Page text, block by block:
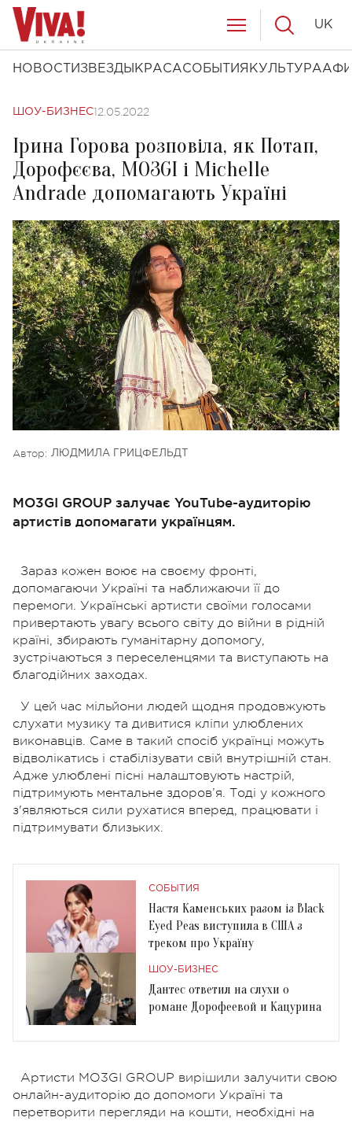
НОВОСТИ ЗВЕЗДЫ КРАСАСОБЫТИЯ КУЛЬТУРА
UK
ШОУ-БИЗНЕС12.05.2022
Ірина Горова розповіла, як Потап,
Дорофєєва, MOЗGI і Michelle
Andrade допомагають Україні
Автор: ЛЮДМИЛА ГРИЦФЕЛЬДТ
MO3GI GROUP залучає YouTube-аудиторію
артистів допомагати українцям.
Зараз кожен воює на своєму фронті,
допомагаючи Україні та наближаючи її до
перемоги. Українські артисти своїми голосами
привертають увагу всього світу до війни в рідній
країні, збирають гуманітарну допомогу,
зустрічаються з переселенцями та виступають на
благодійних заходах.
У цей час мільйони людей щодня продовжують
слухати музику та дивитися кліпи улюблених
виконавців. Саме в такий спосіб українці можуть
відволікатись і стабілізувати свій внутрішній стан.
Адже улюблені пісні налаштовують настрій,
підтримують ментальне здоров’я. Тоді у кожного
з'являються сили рухатися вперед, працювати і
підтримувати близьких.
СОБЫТИЯ
Настя Каменських разом із Black
Eyed Peas виступила в США з
треком про Україну
ШОУ-БИЗНЕС
Дантес ответил на слухи о
романе Дорофеевой и Кацурина
Артисти MO3GI GROUP вирішили залучити свою
онлайн-аудиторію до допомоги Україні та
перетворити перегляди на кошти, необхідні на